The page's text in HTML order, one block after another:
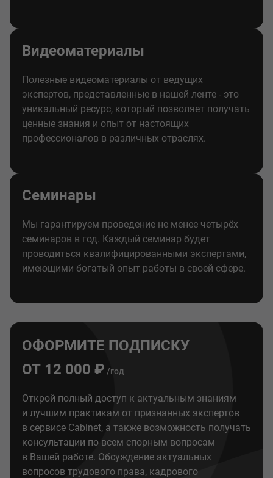
Видеоматериалы
Полезные видеоматериалы от ведущих
экспертов, представленные в нашей ленте - это
уникальный ресурс, который позволяет получать
ценные знания и опыт от настоящих
профессионалов в различных отраслях.
Семинары
Мы гарантируем проведение не менее четырёх
семинаров в год. Каждый семинар будет
проводиться квалифицированными экспертами,
имеющими богатый опыт работы в своей сфере.
ОФОРМИТЕ ПОДПИСКУ
ОТ 12 000 ₽ /год
Открой полный доступ к актуальным знаниям
и лучшим практикам от признанных экспертов
в сервисе Cabinet, а также возможность получать
консультации по всем спорным вопросам
в Вашей работе. Обсуждение актуальных
вопросов трудового права, кадрового